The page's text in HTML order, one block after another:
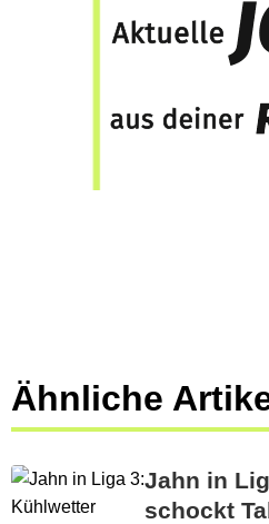
Ähnliche
Jahn in
schockt